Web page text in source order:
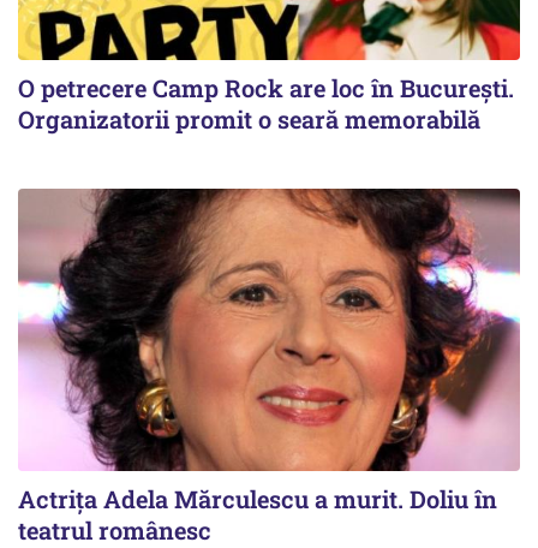
O petrecere Camp Rock are loc în București.
Organizatorii promit o seară memorabilă
Actrița Adela Mărculescu a murit. Doliu în
teatrul românesc